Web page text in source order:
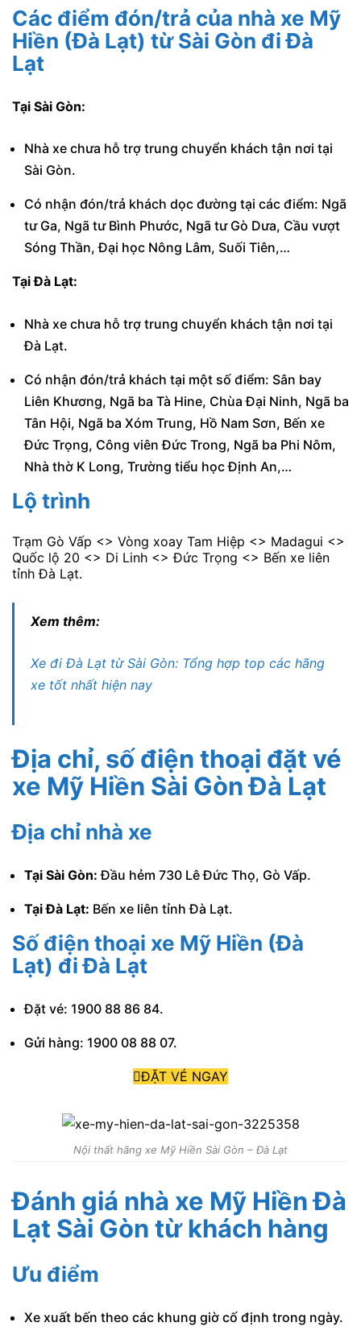
Các điểm đón/trả của nhà xe Mỹ
Hiền (Đà Lạt) từ Sài Gòn đi Đà
Lạt
Tại Sài Gòn:
Nhà xe chưa hỗ trợ trung chuyển khách tận nơi tại
Sài Gòn.
Có nhận đón/trả khách dọc đường tại các điểm: Ngã
tư Ga, Ngã tư Bình Phước, Ngã tư Gò Dưa, Cầu vượt
Sóng Thần, Đại học Nông Lâm, Suối Tiên,…
Tại Đà Lạt:
Nhà xe chưa hỗ trợ trung chuyển khách tận nơi tại
Đà Lạt.
Có nhận đón/trả khách tại một số điểm: Sân bay
Liên Khương, Ngã ba Tà Hine, Chùa Đại Ninh, Ngã ba
Tân Hội, Ngã ba Xóm Trung, Hồ Nam Sơn, Bến xe
Đức Trọng, Công viên Đức Trong, Ngã ba Phi Nôm,
Nhà thờ K Long, Trường tiểu học Định An,…
Lộ trình
Trạm Gò Vấp <> Vòng xoay Tam Hiệp <> Madagui <>
Quốc lộ 20 <> Di Linh <> Đức Trọng <> Bến xe liên
tỉnh Đà Lạt.
Xem thêm:
Xe đi Đà Lạt từ Sài Gòn: Tổng hợp top các hãng
xe tốt nhất hiện nay
Địa chỉ, số điện thoại đặt vé
xe Mỹ Hiền Sài Gòn Đà Lạt
Địa chỉ nhà xe
Tại Sài Gòn:Đầu hẻm 730 Lê Đức Thọ, Gò Vấp.
Tại Đà Lạt: Bến xe liên tỉnh Đà Lạt.
Số điện thoại xe Mỹ Hiền (Đà
Lạt) đi Đà Lạt
Đặt vé: 1900 88 86 84.
Gửi hàng: 1900 08 88 07.
ĐẶT VÉ NGAY
Nội thất hãng xe Mỹ Hiền Sài Gòn – Đà Lạt
Đánh giá nhà xe Mỹ Hiền Đà
Lạt Sài Gòn từ khách hàng
Ưu điểm
Xe xuất bến theo các khung giờ cố định trong ngày.